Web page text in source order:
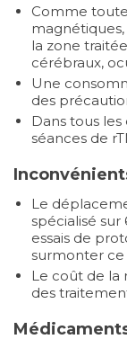
Comme
la zone
cérébraux,
Une
des
Dans tous les
séances de
Le
spécialisé
essais de
surmonter
Le coût de la
des